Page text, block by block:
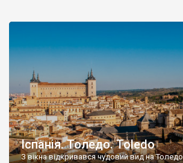
Іспанія. Толедо. Toledo
З вікна відкривався чудовий вид на